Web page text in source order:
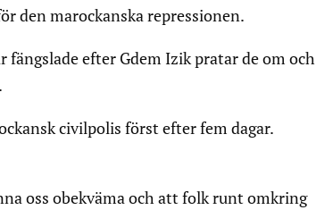
den marockanska repressionen.
efter Gdem Izik pratar de om och
civilpolis först efter fem dagar.
oss obekväma och att folk runt omkring